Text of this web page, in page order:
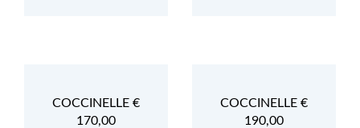
COCCINELLE €
170,00
COCCINELLE €
190,00